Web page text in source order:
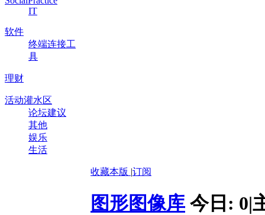
IT
软件
终端连接工
具
理财
活动灌水区
论坛建议
其他
娱乐
生活
收藏本版 |订阅
图形图像库 今日: 0|